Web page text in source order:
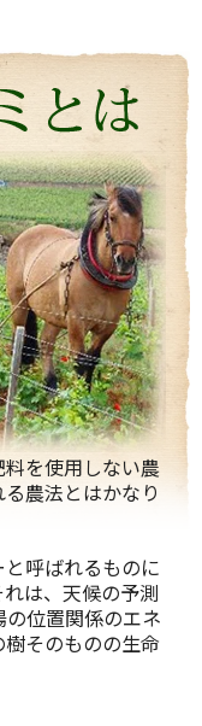
料を使用しない農
農法とはかなり
呼ばれるものに
は、天候の予測
位置関係のエネ
そのものの生命